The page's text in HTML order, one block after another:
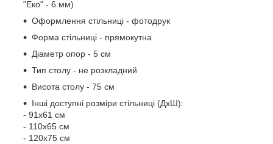
"Еко" - 6 мм)
Оформлення стільниці - фотодрук
Форма стільниці - прямокутна
Діаметр опор - 5 см
Тип столу - не розкладний
Висота столу - 75 см
Інші доступні розміри стільниці (ДхШ):
- 91х61 см
- 110х65 см
- 120х75 см